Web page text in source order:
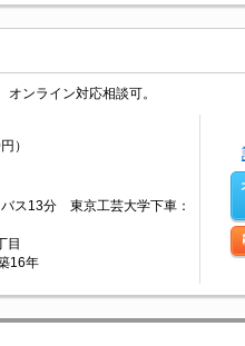
ンライン対応相談可。
）
ス13分 東京工芸大学下車：
目
16年